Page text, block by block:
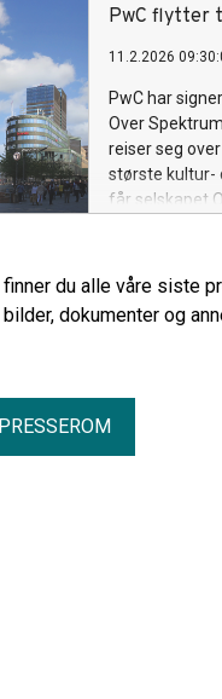
Holding og
PwC flytter
11.2.2026
PwC har
Over
reiser seg
største kultur-
får selskapet
Med denne
lokalene utleid.
du alle våre siste
dokumenter og